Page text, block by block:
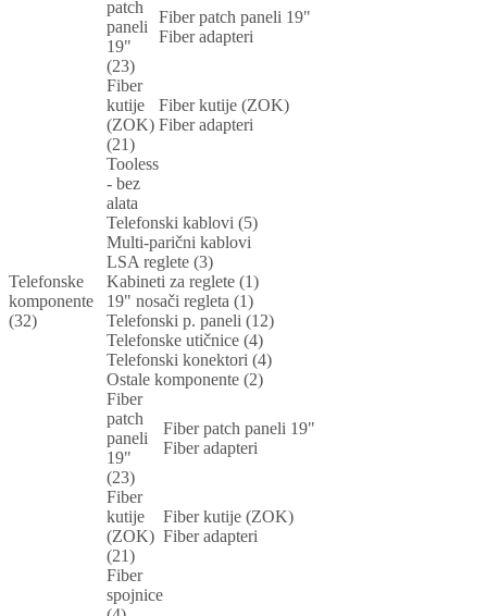
patch
paneli
19"
(23)
Fiber patch paneli 19"
Fiber adapteri
Fiber
kutije
(ZOK)
(21)
Fiber kutije (ZOK)
Fiber adapteri
Tooless
- bez
alata
Telefonske
komponente
(32)
Telefonski kablovi (5)
Multi-parični kablovi
LSA reglete (3)
Kabineti za reglete (1)
19" nosači regleta (1)
Telefonski p. paneli (12)
Telefonske utičnice (4)
Telefonski konektori (4)
Ostale komponente (2)
Fiber
patch
paneli
19"
(23)
Fiber patch paneli 19"
Fiber adapteri
Fiber
kutije
(ZOK)
(21)
Fiber kutije (ZOK)
Fiber adapteri
Fiber
spojnice